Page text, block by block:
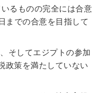
るものの完全には合意
までの合意を目指して
そしてエジプトの参加
政策を満たしていない